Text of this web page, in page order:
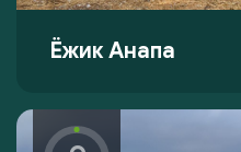
Ëжик Анапа